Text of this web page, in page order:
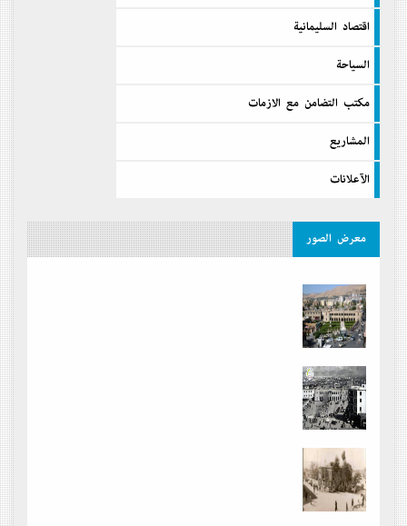
اقتصاد السليمانية
السیاحة
مكتب التضامن مع الازمات
المشاريع
الآعلانات
معرض الصور